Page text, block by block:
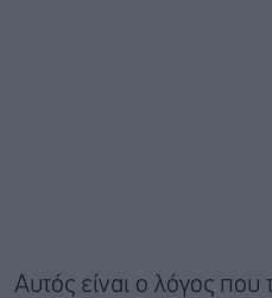
Αυτός είναι ο λόγος που